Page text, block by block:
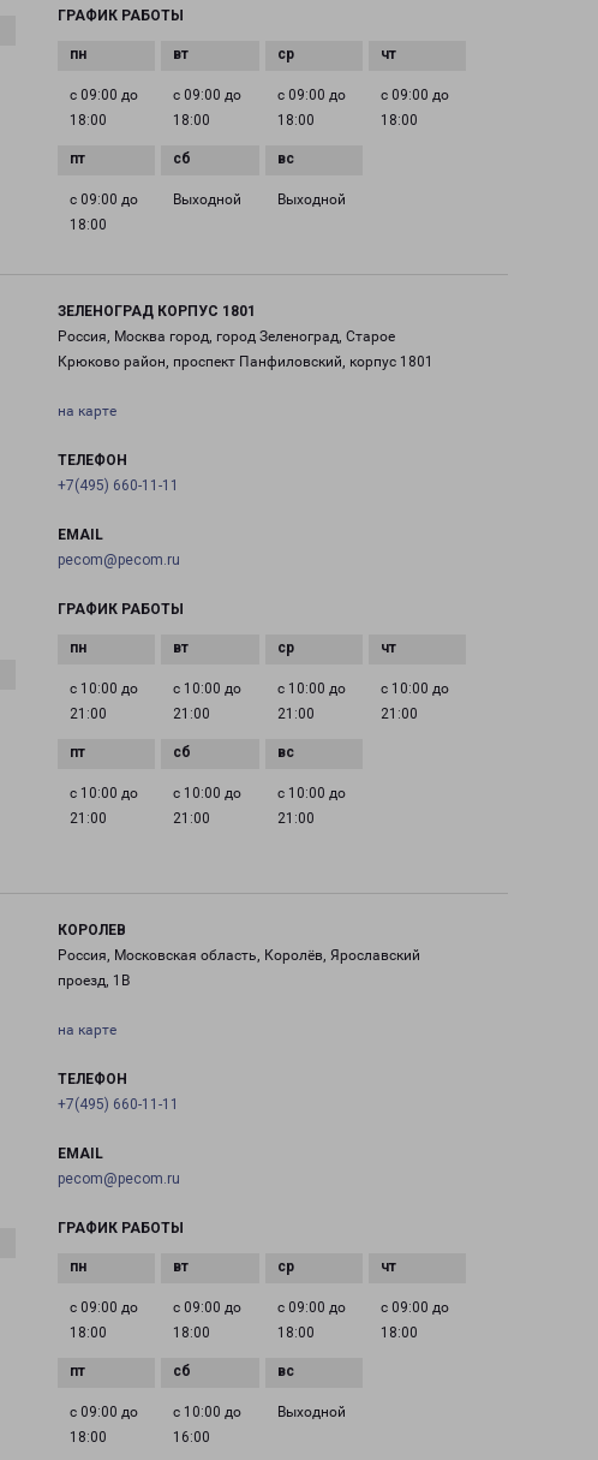
ГРАФИК РАБОТЫ
с 09:00 до
18:00
с 09:00 до
18:00
с 09:00 до
18:00
с 09:00 до
18:00
с 09:00 до
18:00
Выходной Выходной
ЗЕЛЕНОГРАД КОРПУС 1801
Россия, Москва город, город Зеленоград, Старое
Крюково район, проспект Панфиловский, корпус 1801
на карте
ТЕЛЕФОН
+7(495) 660-11-11
EMAIL
pecom@pecom.ru
ГРАФИК РАБОТЫ
с 10:00 до
21:00
с 10:00 до
21:00
с 10:00 до
21:00
с 10:00 до
21:00
с 10:00 до
21:00
с 10:00 до
21:00
с 10:00 до
21:00
КОРОЛЕВ
Россия, Московская область, Королёв, Ярославский
проезд, 1В
на карте
ТЕЛЕФОН
+7(495) 660-11-11
EMAIL
pecom@pecom.ru
ГРАФИК РАБОТЫ
с 09:00 до
18:00
с 09:00 до
18:00
с 09:00 до
18:00
с 09:00 до
18:00
с 09:00 до
18:00
с 10:00 до
16:00
Выходной